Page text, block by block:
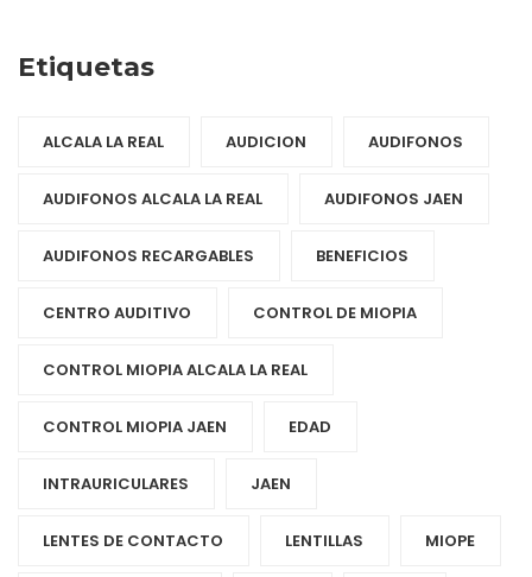
Etiquetas
ALCALA LA REAL AUDICION AUDIFONOS
AUDIFONOS ALCALA LA REAL AUDIFONOS JAEN
AUDIFONOS RECARGABLES BENEFICIOS
CENTRO AUDITIVO CONTROL DE MIOPIA
CONTROL MIOPIA ALCALA LA REAL
CONTROL MIOPIA JAEN EDAD
INTRAURICULARES JAEN
LENTES DE CONTACTO LENTILLAS MIOPE